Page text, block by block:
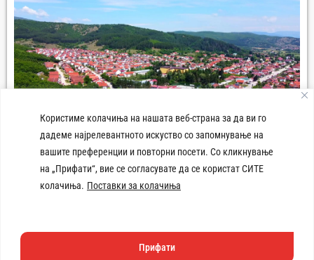
Користиме колачиња на нашата веб-страна за да ви го
дадеме најрелевантното искуство со запомнување на
вашите преференции и повторни посети. Со кликнување
на „Прифати“, вие се согласувате да се користат СИТЕ
колачиња. Поставки за колачиња
Прифати
Панорама град Демир Хисар